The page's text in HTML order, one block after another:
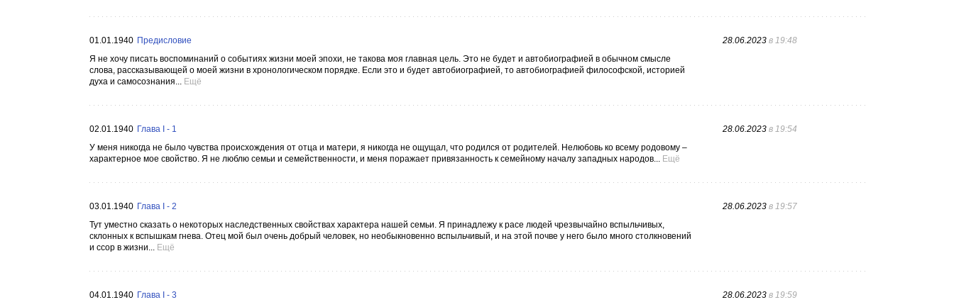
01.01.1940 Предисловие
Я не хочу писать воспоминаний о событиях жизни моей эпохи, не такова моя главная цель. Это не будет и автобиографией в обычном смысле
слова, рассказывающей о моей жизни в хронологическом порядке. Если это и будет автобиографией, то автобиографией философской, историей
духа и самосознания... Ещё
28.06.2023 в 19:48
02.01.1940 Глава I - 1
У меня никогда не было чувства происхождения от отца и матери, я никогда не ощущал, что родился от родителей. Нелюбовь ко всему родовому –
характерное мое свойство. Я не люблю семьи и семейственности, и меня поражает привязанность к семейному началу западных народов... Ещё
28.06.2023 в 19:54
03.01.1940 Глава I - 2
Тут уместно сказать о некоторых наследственных свойствах характера нашей семьи. Я принадлежу к расе людей чрезвычайно вспыльчивых,
склонных к вспышкам гнева. Отец мой был очень добрый человек, но необыкновенно вспыльчивый, и на этой почве у него было много столкновений
и ссор в жизни... Ещё
28.06.2023 в 19:57
04.01.1940 Глава I - 3
28.06.2023 в 19:59